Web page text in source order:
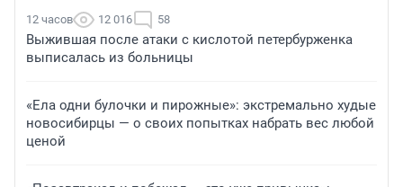
12 часов 12 016 58
Выжившая после атаки с кислотой петербурженка
выписалась из больницы
«Ела одни булочки и пирожные»: экстремально худые
новосибирцы — о своих попытках набрать вес любой
ценой